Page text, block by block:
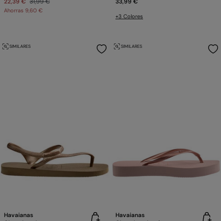
Ahorras 9,60 €
+3 Colores
SIMILARES
Havaianas
SIMILARES
Havaianas